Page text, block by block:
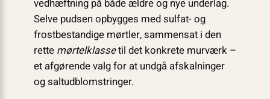
vedhæftning på både ældre og nye underlag.
Selve pudsen opbygges med sulfat- og
frostbestandige mørtler, sammensat i den
rette mørtelklassetil det konkrete murværk –
et afgørende valg for at undgå afskalninger
og saltudblomstringer.